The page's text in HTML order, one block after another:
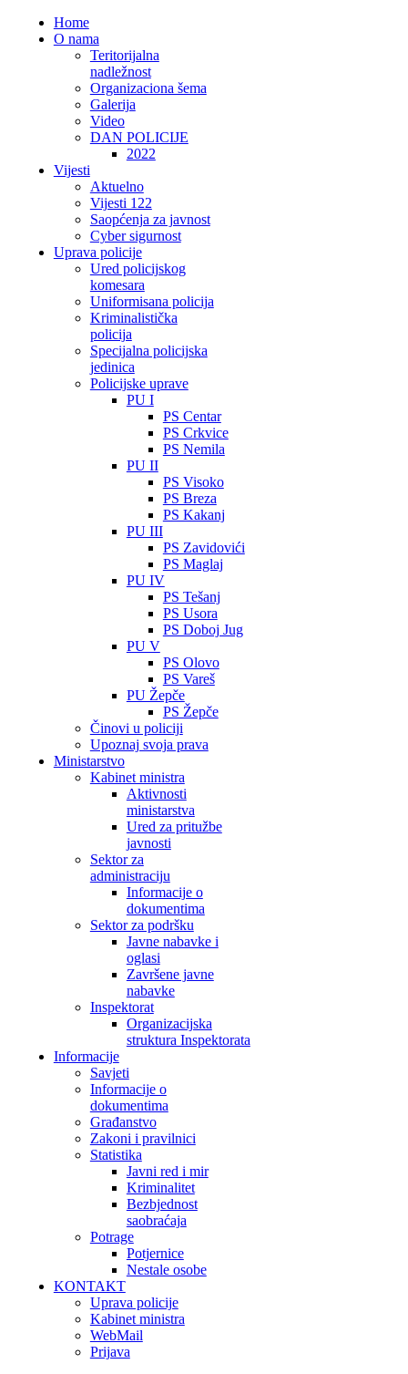
Home
O nama
Teritorijalna
nadležnost
Organizaciona šema
Galerija
Video
DAN POLICIJE
2022
Vijesti
Aktuelno
Vijesti 122
Saopćenja za javnost
Cyber sigurnost
Uprava policije
Ured policijskog
komesara
Uniformisana policija
Kriminalistička
policija
Specijalna policijska
jedinica
Policijske uprave
PU I
PS Centar
PS Crkvice
PS Nemila
PU II
PS Visoko
PS Breza
PS Kakanj
PU III
PS Zavidovići
PS Maglaj
PU IV
PS Tešanj
PS Usora
PS Doboj Jug
PU V
PS Olovo
PS Vareš
PU Žepče
PS Žepče
Činovi u policiji
Upoznaj svoja prava
Ministarstvo
Kabinet ministra
Aktivnosti
ministarstva
Ured za pritužbe
javnosti
Sektor za
administraciju
Informacije o
dokumentima
Sektor za podršku
Javne nabavke i
oglasi
Završene javne
nabavke
Inspektorat
Organizacijska
struktura Inspektorata
Informacije
Savjeti
Informacije o
dokumentima
Građanstvo
Zakoni i pravilnici
Statistika
Javni red i mir
Kriminalitet
Bezbjednost
saobraćaja
Potrage
Potjernice
Nestale osobe
KONTAKT
Uprava policije
Kabinet ministra
WebMail
Prijava